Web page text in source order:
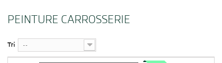
PEINTURE CARROSSERIE
Tri --